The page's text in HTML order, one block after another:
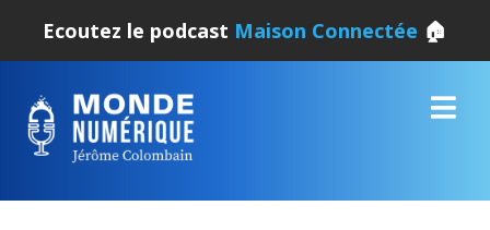
Ecoutez le podcast Maison Connectée 🏠